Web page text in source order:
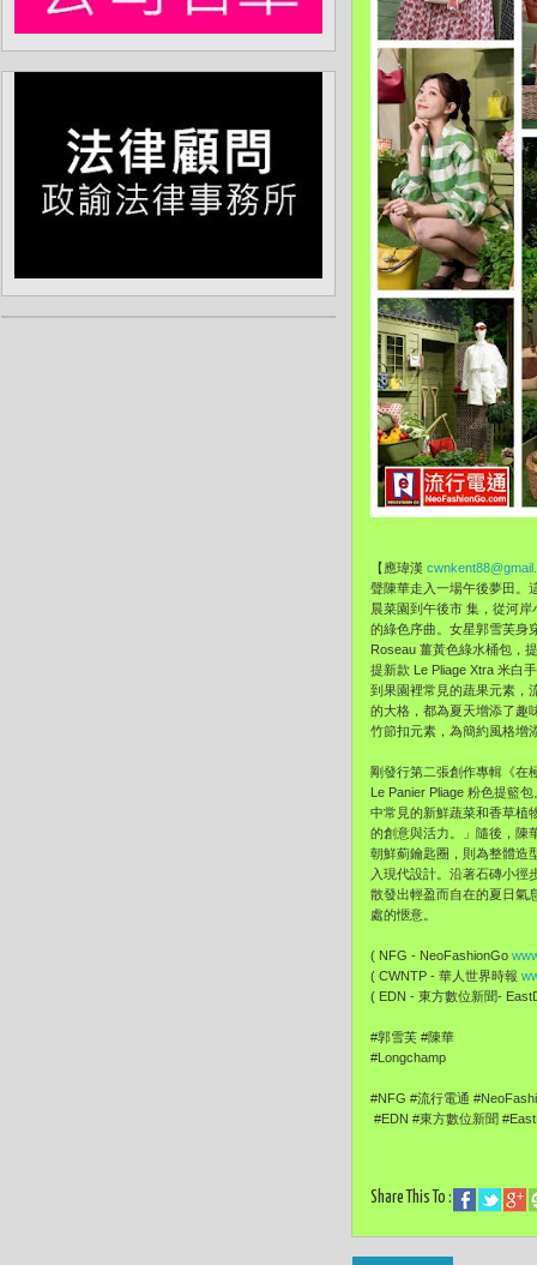
【應瑋漢
聲陳華走入一場午後夢田。
晨菜園到午後市 集，從河
的綠色序曲。女星郭雪芙身
Roseau 薑黃色綠水桶包，
提新款 Le Pliage Xtra 米白
到果園裡常見的蔬果元素，
的大格，都為夏天增添了趣
竹節扣元素，為簡約風格增
剛發行第二張創作專輯《在
Le Panier Pliage 粉色提籃
中常見的新鮮蔬菜和香草植
的創意與活力。」隨後， 陳
朝鮮薊鑰匙圈，則為整體造
入現代設計。 沿著石磚小徑
散發出輕盈而自在的夏日氣
處的愜意。
( NFG - NeoFashionGo
( CWNTP - 華人世界時報
( EDN - 東方數位新聞-
#郭雪芙 #陳華
#Longchamp
#NFG #流行電通
#EDN #東方數位新聞
Share This To :